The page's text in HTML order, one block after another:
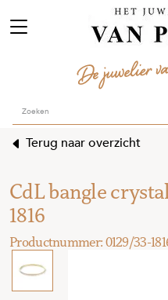
Terug naar overzicht
CdL bangle
1816